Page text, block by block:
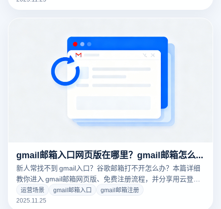
gmail邮箱入口网页版在哪里？gmail邮箱怎么免费注册？
新人常找不到 gmail入口？谷歌邮箱打不开怎么办？本篇详细
教你进入 gmail邮箱网页版、免费注册流程，并分享用云登指
纹浏览器提升 gmail 稳定性的实用技巧，强烈建议收藏！
运营场景 gmail邮箱入口
gmail邮箱注册
2025.11.25